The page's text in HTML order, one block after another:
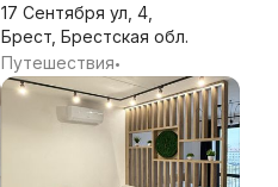
17 Сентября ул, 4,
Брест, Брестская обл.
Путешествия•